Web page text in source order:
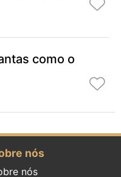
como o
nós
nós